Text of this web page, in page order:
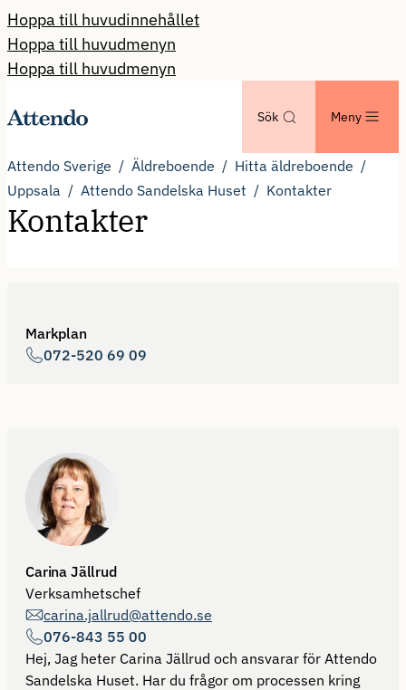
Hoppa till huvudinnehållet
Hoppa till huvudmenyn
Hoppa till huvudmenyn
Sök Meny
Attendo Sverige Äldreboende
Hitta äldreboende
Uppsala
Attendo Sandelska Huset Kontakter
Kontakter
Markplan
072-520 69 09
Carina Jällrud
Verksamhetschef
carina.jallrud@attendo.se
076-843 55 00
Hej, Jag heter Carina Jällrud och ansvarar för Attendo
Sandelska Huset. Har du frågor om processen kring